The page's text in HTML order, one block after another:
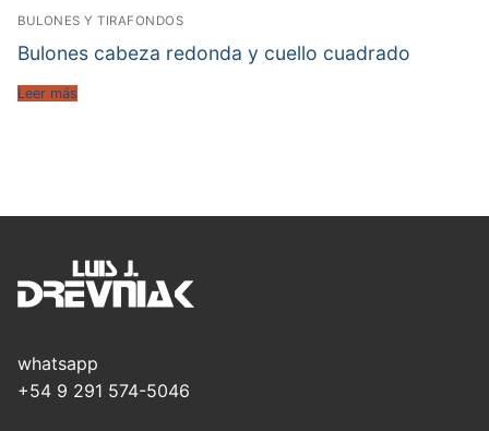
BULONES Y TIRAFONDOS
Bulones cabeza redonda y cuello cuadrado
Leer más
whatsapp
+54 9 291 574-5046